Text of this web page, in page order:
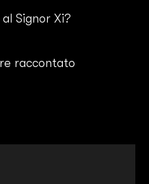
Signor Xi?
raccontato